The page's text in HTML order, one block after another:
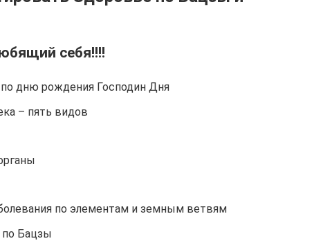
себя!!!!
дню рождения Господин Дня
– пять видов
по элементам и земным ветвям
Бацзы